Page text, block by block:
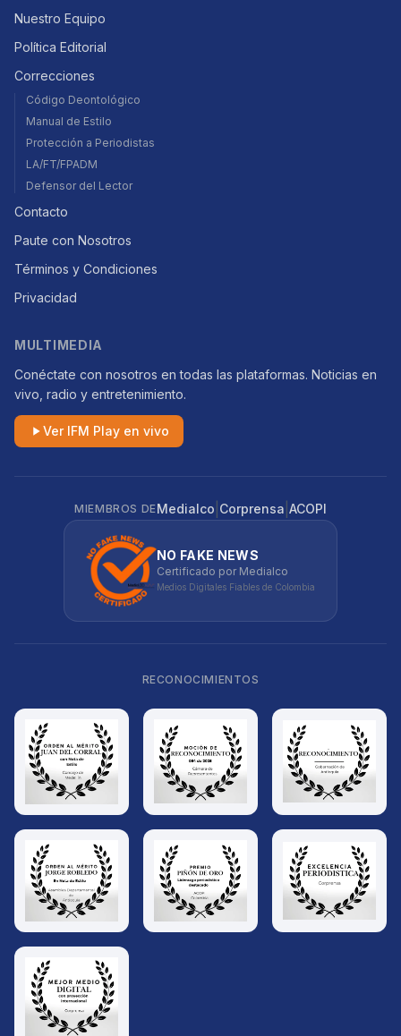
Nuestro Equipo
Política Editorial
Correcciones
Código Deontológico
Manual de Estilo
Protección a Periodistas
LA/FT/FPADM
Defensor del Lector
Contacto
Paute con Nosotros
Términos y Condiciones
Privacidad
MULTIMEDIA
Conéctate con nosotros en todas las plataformas. Noticias en
vivo, radio y entretenimiento.
Ver IFM Play en vivo
MIEMBROS DEMedialco Corprensa ACOPI
NO FAKE NEWS
Certificado por Medialco
Medios Digitales Fiables de Colombia
RECONOCIMIENTOS